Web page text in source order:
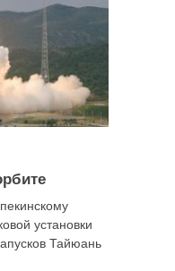
установки
Тайюань